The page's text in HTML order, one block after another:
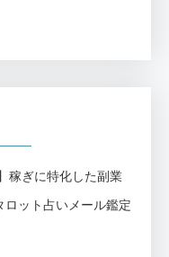
稼ぎに特化した副業
ロット占いメール鑑定